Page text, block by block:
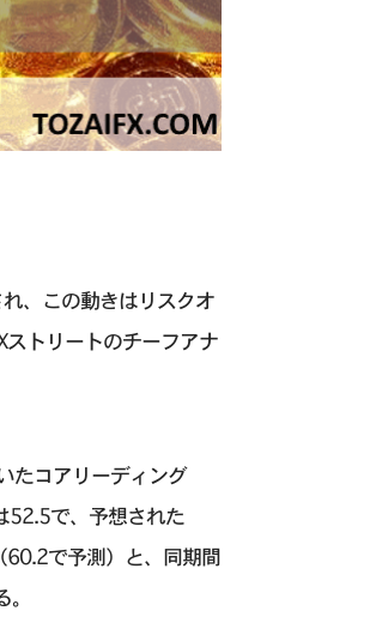
、この動きはリスクオ
トリートのチーフアナ
たコアリーディング
52.5で、予想された
60.2で予測）と、同期間